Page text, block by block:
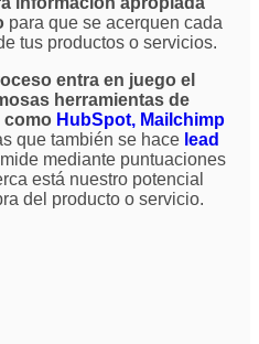
para que se acerquen cada
tus productos o servicios.
entra en juego el
herramientas de
comoHubSpot, Mailchimp
que también se hace lead
mediante puntuaciones
está nuestro potencial
del producto o servicio.